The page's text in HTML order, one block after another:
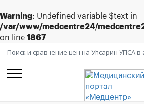
Warning: Undefined variable $text in
/var/www/medcentre24/
on line 1867
Поиск и сравнение цен на Упсарин УПСА в